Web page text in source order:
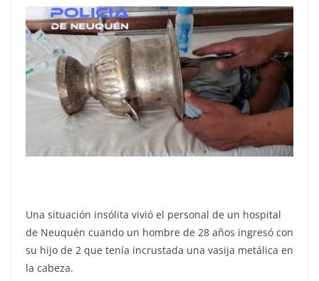
Una situación insólita vivió el personal de un hospital
de Neuquén cuando un hombre de 28 años ingresó con
su hijo de 2 que tenía incrustada una vasija metálica en
la cabeza.